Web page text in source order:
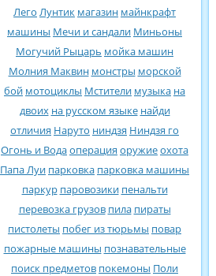
Лего Лунтик магазин майнкрафт
машины Мечи и сандали Миньоны
Могучий Рыцарь мойка машин
Молния Маквин монстры морской
бой мотоциклы Мстители музыка на
двоих на русском языке найди
отличия Наруто ниндзя Ниндзя го
Огонь и Водаоперация оружиеохота
Папа Луи парковка парковка машины
паркур паровозики пенальти
перевозка грузов пила пираты
пистолеты побег из тюрьмы повар
пожарные машины познавательные
поиск предметов покемоны Поли